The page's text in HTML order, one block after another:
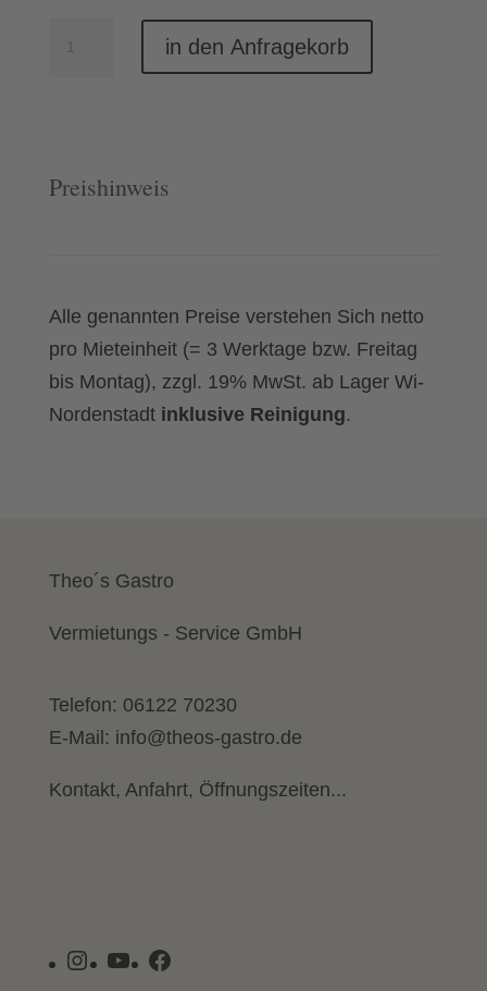
in den Anfragekorb
Preishinweis
Alle genannten Preise verstehen Sich netto
pro Mieteinheit (= 3 Werktage bzw. Freitag
bis Montag), zzgl. 19% MwSt. ab Lager Wi-
Nordenstadt inklusive Reinigung.
Theo´s Gastro
Vermietungs - Service GmbH
Telefon: 06122 70230
E-Mail: info@theos-gastro.de
Kontakt, Anfahrt, Öffnungszeiten...
Instagram
YouTubeFacebook